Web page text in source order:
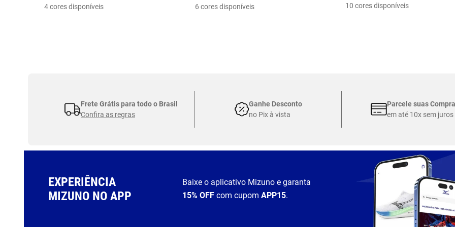
4 cores disponíveis 6 cores disponíveis
10 cores disponíveis
Frete Grátis para todo o Brasil
Confira as regras
Ganhe Desconto
no Pix à vista
Parcele suas
em até 10x sem juros
EXPERIÊNCIA
MIZUNO NO APP
Baixe o aplicativo Mizuno e garanta
15% OFF com cupomAPP15.